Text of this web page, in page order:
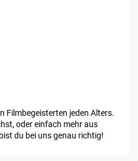
Filmbegeisterten jeden Alters.
oder einfach mehr aus
du bei uns genau richtig!